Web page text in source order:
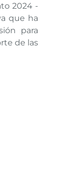
2024 -
que ha
para
de las